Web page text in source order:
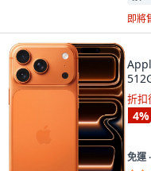
即將
折扣
4%
免運